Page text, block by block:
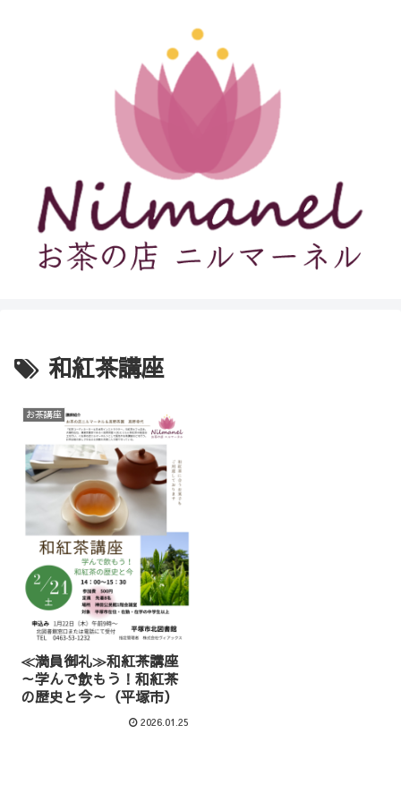
和紅茶講座
お茶講座
≪満員御礼≫和紅茶講座
～学んで飲もう！和紅茶
の歴史と今～（平塚市）
2026.01.25